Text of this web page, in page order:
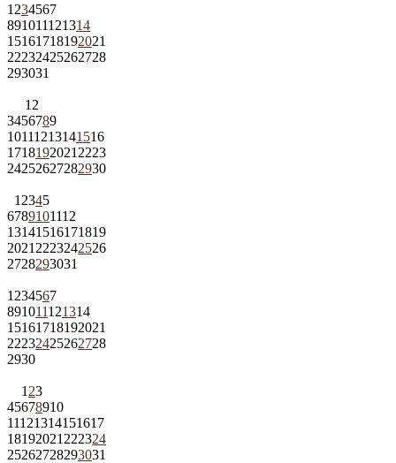
1 234567
891011121314
15161718192021
22232425262728
293031
1 2
3456789
10111213141516
1718192021 2223
24252627282930
1 2345
6789101112
13141516171819
2021 2223242526
2728293031
1 234567
891011121314
15161718192021
22232425262728
2930
1 23
45678910
11121314151617
18192021 222324
25262728293031